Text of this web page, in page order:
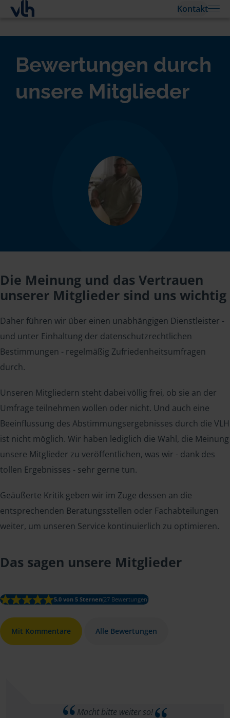
Kontakt
Bewertungen durch
unsere Mitglieder
Die Meinung und das Vertrauen
unserer Mitglieder sind uns wichtig
Daher führen wir über einen unabhängigen Dienstleister -
und unter Einhaltung der datenschutzrechtlichen
Bestimmungen - regelmäßig Zufriedenheitsumfragen
durch.
Unseren Mitgliedern steht dabei völlig frei, ob sie an der
Umfrage teilnehmen wollen oder nicht. Und auch eine
Beeinflussung des Abstimmungsergebnisses durch die VLH
ist nicht möglich. Wir haben lediglich die Wahl, die Meinung
unsere Mitglieder zu veröffentlichen, was wir - dank des
tollen Ergebnisses - sehr gerne tun.
Geäußerte Kritik geben wir im Zuge dessen an die
entsprechenden Beratungsstellen oder Fachabteilungen
weiter, um unseren Service kontinuierlich zu optimieren.
Das sagen unsere Mitglieder
5.0 von 5 Sternen(27 Bewertungen)
Mit Kommentare Alle Bewertungen
Macht bitte weiter so!